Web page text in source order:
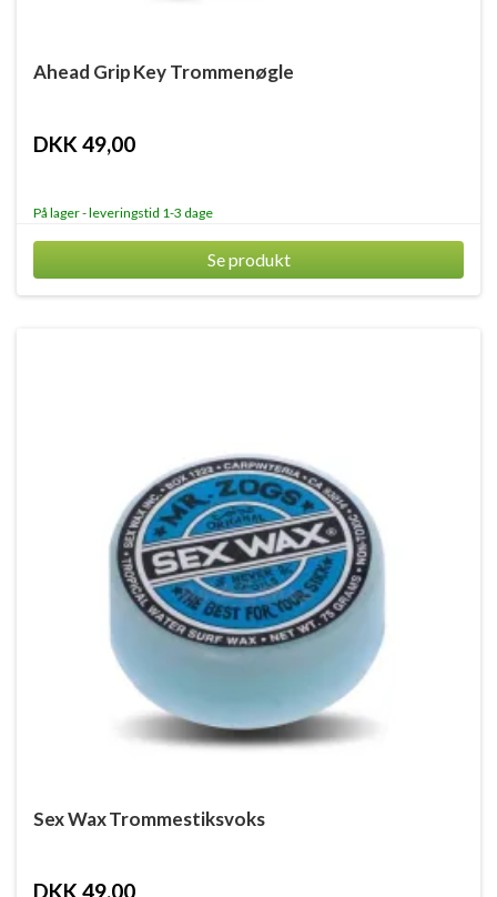
Ahead Grip Key Trommenøgle
DKK 49,00
På lager - leveringstid 1-3 dage
Se produkt
Sex Wax Trommestiksvoks
DKK 49,00